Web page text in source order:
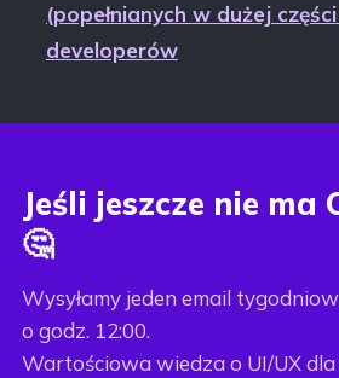
(popełnianych w dużej
developerów
Jeśli jeszcze nie ma
🤔
Wysyłamy jeden email
o godz. 12:00.
Wartościowa wiedza o UI/UX